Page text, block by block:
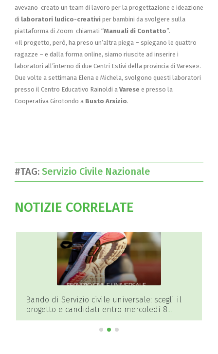
avevano creato un team di lavoro per la progettazione e ideazione
di laboratori ludico-creativi per bambini da svolgere sulla
piattaforma di Zoom chiamati “Manuali di Contatto”.
«Il progetto, però, ha preso un’altra piega – spiegano le quattro
ragazze – e dalla forma online, siamo riuscite ad inserire i
laboratori all’interno di due Centri Estivi della provincia di Varese».
Due volte a settimana Elena e Michela, svolgono questi laboratori
presso il Centro Educativo Rainoldi a Varese e presso la
Cooperativa Girotondo a Busto Arsizio.
#TAG: Servizio Civile Nazionale
NOTIZIE CORRELATE
Bando di Servizio civile universale: scegli il
progetto e candidati entro mercoledì 8
aprile!